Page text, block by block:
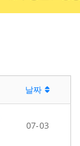
날짜
07-03